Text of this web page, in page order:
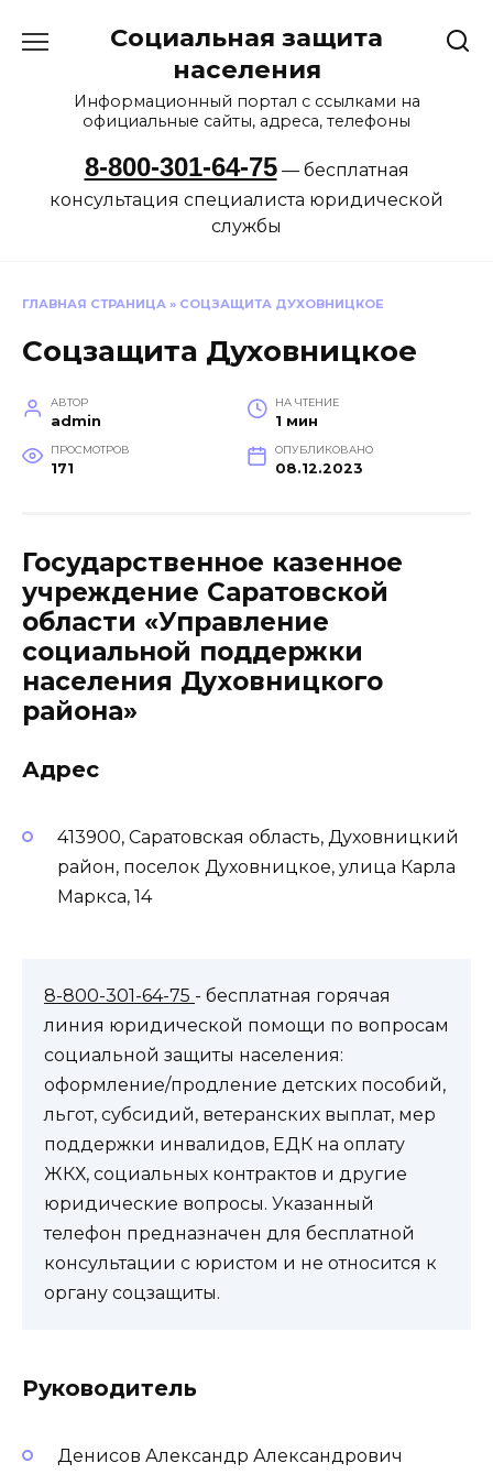
Социальная защита
населения
Информационный портал с ссылками на
официальные сайты, адреса, телефоны
8-800-301-64-75— бесплатная
консультация специалиста юридической
службы
ГЛАВНАЯ СТРАНИЦА » СОЦЗАЩИТА ДУХОВНИЦКОЕ
Соцзащита Духовницкое
АВТОР
admin
НА ЧТЕНИЕ
1 мин
ПРОСМОТРОВ
171
ОПУБЛИКОВАНО
08.12.2023
Государственное казенное
учреждение Саратовской
области «Управление
социальной поддержки
населения Духовницкого
района»
Адрес
413900, Саратовская область, Духовницкий
район, поселок Духовницкое, улица Карла
Маркса, 14
8-800-301-64-75 - бесплатная горячая
линия юридической помощи по вопросам
социальной защиты населения:
оформление/продление детских пособий,
льгот, субсидий, ветеранских выплат, мер
поддержки инвалидов, ЕДК на оплату
ЖКХ, социальных контрактов и другие
юридические вопросы. Указанный
телефон предназначен для бесплатной
консультации с юристом и не относится к
органу соцзащиты.
Руководитель
Денисов Александр Александрович